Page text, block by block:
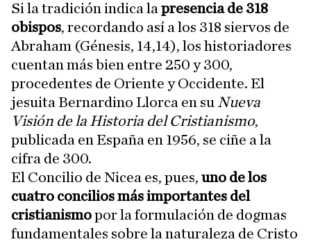
Si la tradición indica la presencia de 318
obispos, recordando así a los 318 siervos de
Abraham (Génesis, 14,14), los historiadores
cuentan más bien entre 250 y 300,
procedentes de Oriente y Occidente. El
jesuita Bernardino Llorca en su Nueva
Visión de la Historia del Cristianismo,
publicada en España en 1956, se ciñe a la
cifra de 300.
El Concilio de Nicea es, pues, uno de los
cuatro concilios más importantes del
cristianismopor la formulación de dogmas
fundamentales sobre la naturaleza de Cristo